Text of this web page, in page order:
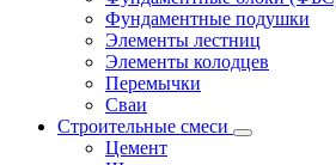
Фундаментные подушки
Элементы лестниц
Элементы колодцев
Перемычки
Сваи
Строительные смеси
Цемент